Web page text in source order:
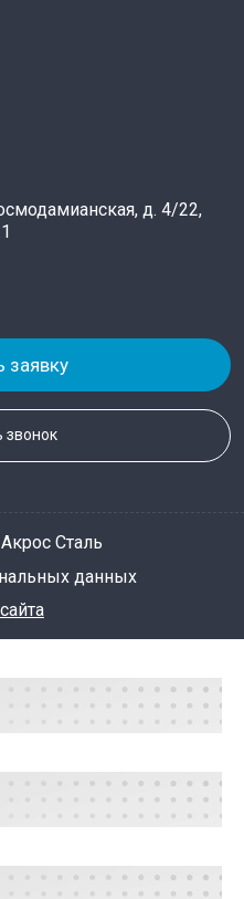
д. 4/22,
заявку
звонок
Сталь
данных